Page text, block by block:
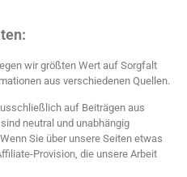
wir größten Wert auf Sorgfalt
aus verschiedenen Quellen.
auf Beiträgen aus
neutral und unabhängig
Sie über unsere Seiten etwas
Provision, die unsere Arbeit